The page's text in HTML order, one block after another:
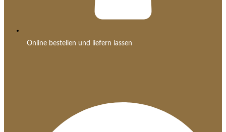
Online bestellen und liefern lassen